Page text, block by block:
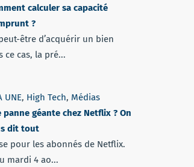
calculer sa capacité
?
être d’acquérir un bien
ce cas, la pré...
UNE, High Tech, Médias
panne géante chez Netflix ? On
dit tout
pour les abonnés de Netflix.
mardi 4 ao...